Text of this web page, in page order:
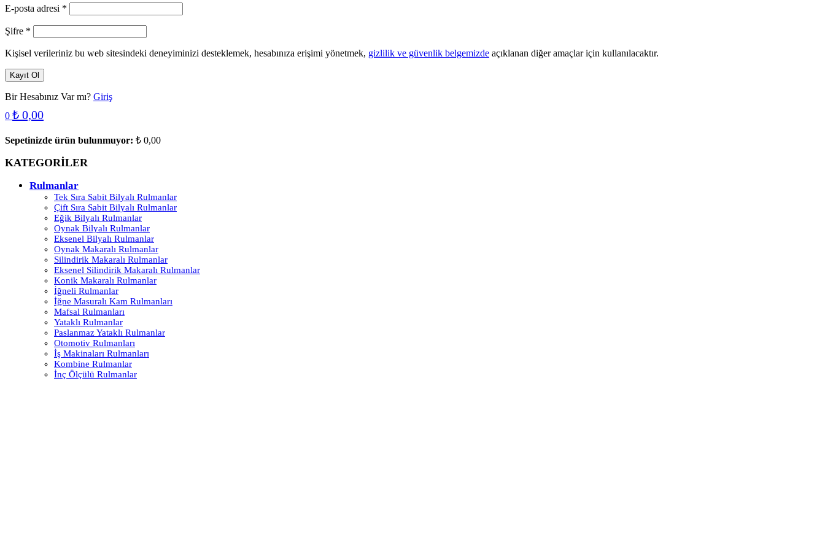
E-posta adresi *
Şifre *
Kişisel verileriniz bu web sitesindeki deneyiminizi desteklemek, hesabınıza erişimi yönetmek, gizlilik ve güvenlik belgemizde açıklanan diğer amaçlar için kullanılacaktır.
Kayıt Ol
Bir Hesabınız Var mı? Giriş
0 ₺ 0,00
Sepetinizde ürün bulunmuyor: ₺ 0,00
KATEGORİLER
Rulmanlar
Tek Sıra Sabit Bilyalı Rulmanlar
Çift Sıra Sabit Bilyalı Rulmanlar
Eğik Bilyalı Rulmanlar
Oynak Bilyalı Rulmanlar
Eksenel Bilyalı Rulmanlar
Oynak Makaralı Rulmanlar
Silindirik Makaralı Rulmanlar
Eksenel Silindirik Makaralı Rulmanlar
Konik Makaralı Rulmanlar
İğneli Rulmanlar
İğne Masuralı Kam Rulmanları
Mafsal Rulmanları
Yataklı Rulmanlar
Paslanmaz Yataklı Rulmanlar
Otomotiv Rulmanları
İş Makinaları Rulmanları
Kombine Rulmanlar
İnç Ölçülü Rulmanlar